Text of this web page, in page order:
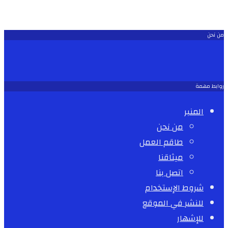
من نحن
روابط مهمة
المنبر
من نحن
طاقم العمل
ميثاقنا
اتصل بنا
شروط الإستخدام
للنشر في الموقع
للإشهار